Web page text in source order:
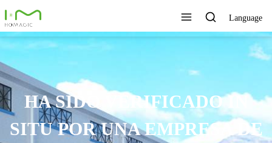
Language
HA SIDO VERIFICADO IN
SITU POR UNA EMPRESA DE